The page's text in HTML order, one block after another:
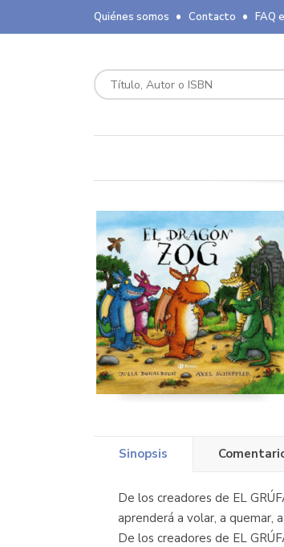
Quiénes somos Contacto FAQ
Sinopsis
De los creadores de EL
aprenderá a volar, a quemar,
De los creadores de EL